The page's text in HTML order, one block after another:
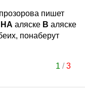
пишет
НА аляске В аляске
понаберут
1 /3